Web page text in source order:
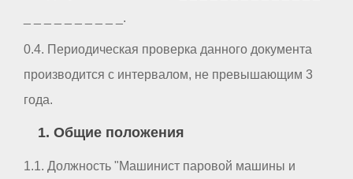
_ _ _ _ _ _ _ _ _ _.
0.4. Периодическая проверка данного документа
производится с интервалом, не превышающим 3
года.
1. Общие положения
1.1. Должность "Машинист паровой машины и